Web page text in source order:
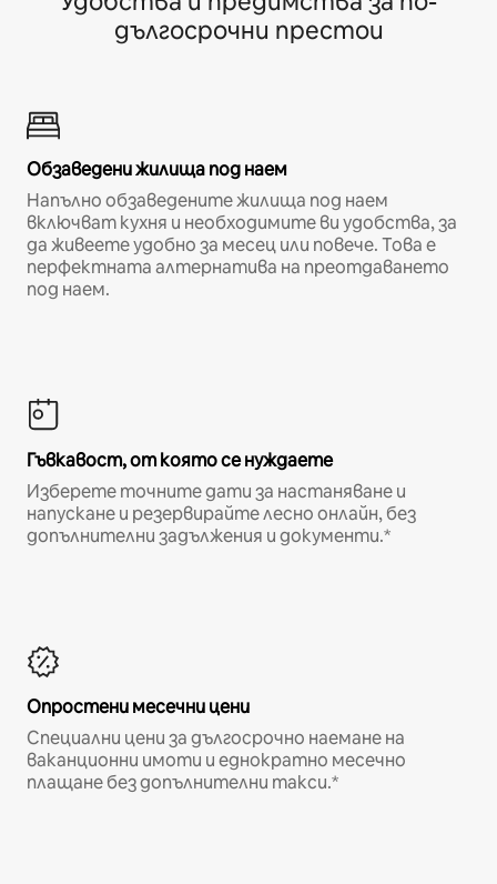
дългосрочни престои
Обзаведени жилища под наем
Напълно обзаведените жилища под наем
включват кухня и необходимите ви удобства, за
да живеете удобно за месец или повече. Това е
перфектната алтернатива на преотдаването
под наем.
Гъвкавост, от която се нуждаете
Изберете точните дати за настаняване и
напускане и резервирайте лесно онлайн, без
допълнителни задължения и документи.*
Опростени месечни цени
Специални цени за дългосрочно наемане на
ваканционни имоти и еднократно месечно
плащане без допълнителни такси.*